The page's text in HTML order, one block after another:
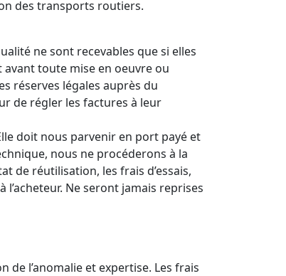
des transports routiers.
ne sont recevables que si elles
toute mise en oeuvre ou
réserves légales auprès du
de régler les factures à leur
doit nous parvenir en port payé et
nous ne procéderons à la
de réutilisation, les frais d’essais,
Ne seront jamais reprises
l’anomalie et expertise. Les frais